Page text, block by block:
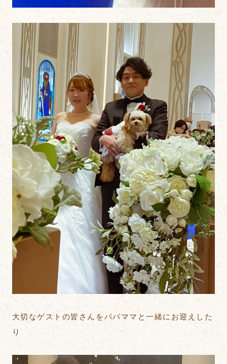
大切なゲストの皆さんをパパママと一緒にお迎えした
り